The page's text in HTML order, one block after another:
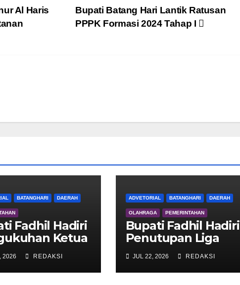
Bupati Batang Hari Lantik Ratusan
PPPK Formasi 2024 Tahap I
Al Haris
BATANGHARI DAERAH
Fadhil Hadiri
Ketua
Hari 2026
2026 REDAKSI
ADVETORIAL BATANGHARI DAERAH
OLAHRAGA PEMERINTAHAN
Bupati Fadhil Hadiri
Penutupan Liga
2026
JUL 22, 2026 REDAKSI